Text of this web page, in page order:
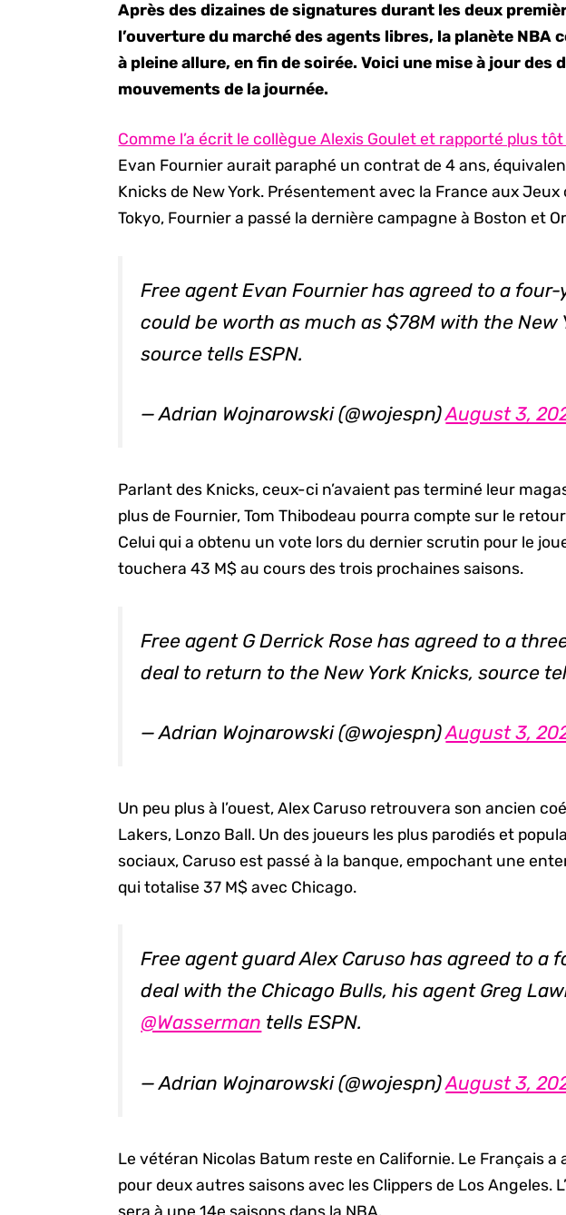
Après des dizaines de signatures durant les deux
l’ouverture du marché des agents libres, la planète NBA
à pleine allure, en fin de soirée. Voici une mise à jour des
mouvements de la journée.
Comme l’a écrit le collègue Alexis Goulet et rapporté plus
Evan Fournier aurait paraphé un contrat de 4 ans,
Knicks de New York. Présentement avec la France aux Jeux
Tokyo, Fournier a passé la dernière campagne à Boston et
Free agent Evan Fournier has agreed to a
could be worth as much as $78M with the New
source tells ESPN.
— Adrian Wojnarowski (@wojespn)August 3,
Parlant des Knicks, ceux-ci n’avaient pas terminé leur
plus de Fournier, Tom Thibodeau pourra compte sur le
Celui qui a obtenu un vote lors du dernier scrutin pour le
touchera 43 M$ au cours des trois prochaines saisons.
Free agent G Derrick Rose has agreed to a
deal to return to the New York Knicks, source
— Adrian Wojnarowski (@wojespn)August 3,
Un peu plus à l’ouest, Alex Caruso retrouvera son ancien
Lakers, Lonzo Ball. Un des joueurs les plus parodiés et
sociaux, Caruso est passé à la banque, empochant une
qui totalise 37 M$ avec Chicago.
Free agent guard Alex Caruso has agreed to a
deal with the Chicago Bulls, his agent Greg
@Wasserman tells ESPN.
— Adrian Wojnarowski (@wojespn)August 3,
Le vétéran Nicolas Batum reste en Californie. Le Français a
pour deux autres saisons avec les Clippers de Los Angeles.
sera à une 14e saisons dans la NBA.